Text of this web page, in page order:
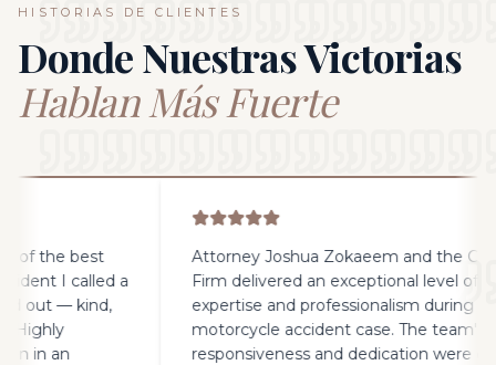
HISTORIAS DE CLIENTES
Donde Nuestras Victorias
Hablan Más Fuerte
best
called a
kind,
Attorney Joshua Zokaeem and the CAP Law
Firm delivered an exceptional level of legal
expertise and professionalism during my
motorcycle accident case. The team's
responsiveness and dedication were evident